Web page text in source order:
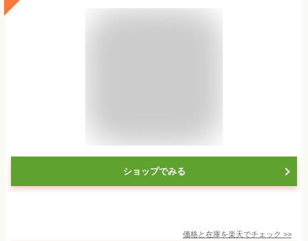
ショップでみる
価格と在庫を楽天でチェック >>